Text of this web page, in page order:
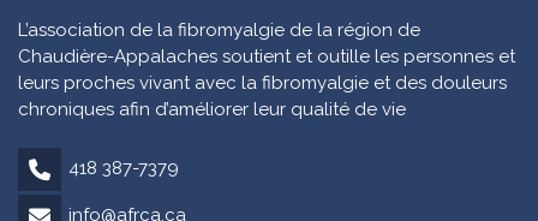
L’association de la fibromyalgie de la région de
Chaudière-Appalaches soutient et outille les personnes et
leurs proches vivant avec la fibromyalgie et des douleurs
chroniques afin d’améliorer leur qualité de vie
418 387-7379
info@afrca.ca